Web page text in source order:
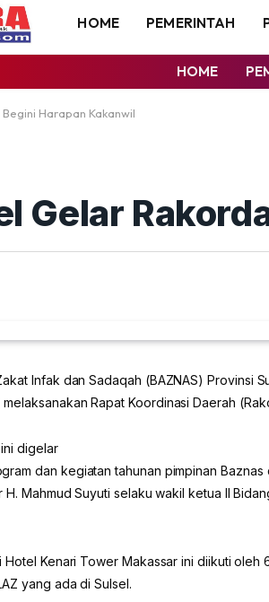
HOME PEMERINTAH
HOME
Harapan Kakanwil
Gelar
Infak dan Sadaqah (BAZNAS) Provinsi
Rapat Koordinasi Daerah
digelar
dan kegiatan tahunan pimpinan
Mahmud Suyuti selaku wakil ketua II
Kenari Tower Makassar ini diikuti
yang ada di Sulsel.